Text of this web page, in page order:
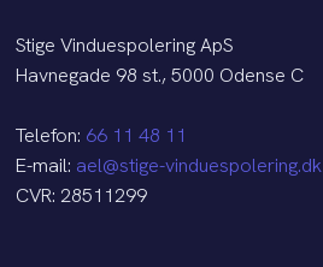
Stige Vinduespolering ApS
Havnegade 98 st., 5000 Odense C
Telefon: 66 11 48 11
E-mail: ael@stige-vinduespolering.dk
CVR: 28511299​